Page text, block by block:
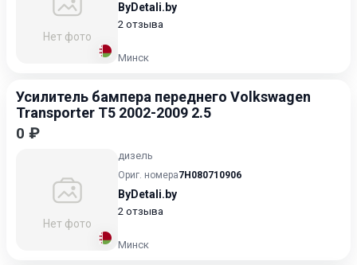
Нет фото
ByDetali.by
2 отзыва
Минск
Усилитель бампера переднего Volkswagen
Transporter T5 2002-2009 2.5
0 ₽
Нет фото
дизель
Ориг. номера7H080710906
ByDetali.by
2 отзыва
Минск